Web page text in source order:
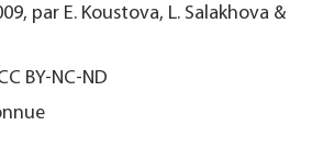
par E. Koustova, L. Salakhova &
BY-NC-ND